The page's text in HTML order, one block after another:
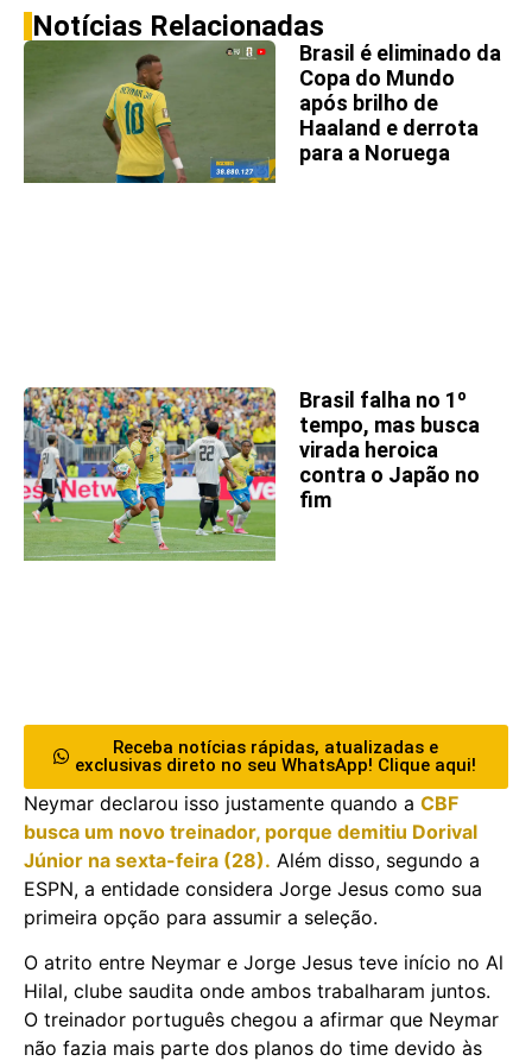
Notícias Relacionadas
Brasil é eliminado da
Copa do Mundo
após brilho de
Haaland e derrota
para a Noruega
Brasil falha no 1º
tempo, mas busca
virada heroica
contra o Japão no
fim
Receba notícias rápidas, atualizadas e
exclusivas direto no seu WhatsApp! Clique aqui!
Neymar declarou isso justamente quando a CBF
busca um novo treinador, porque demitiu Dorival
Júnior na sexta-feira (28). Além disso, segundo a
ESPN, a entidade considera Jorge Jesus como sua
primeira opção para assumir a seleção.
O atrito entre Neymar e Jorge Jesus teve início no Al
Hilal, clube saudita onde ambos trabalharam juntos.
O treinador português chegou a afirmar que Neymar
não fazia mais parte dos planos do time devido às